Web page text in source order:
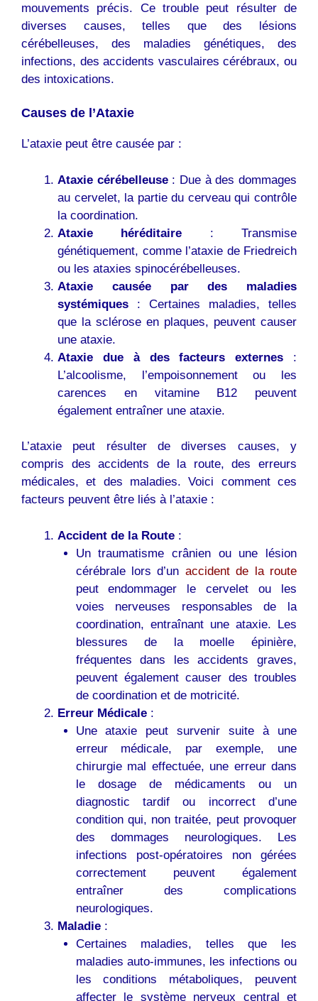
mouvements précis. Ce trouble peut résulter de
diverses causes, telles que des lésions
cérébelleuses, des maladies génétiques, des
infections, des accidents vasculaires cérébraux, ou
des intoxications.
Causes de l’Ataxie
L’ataxie peut être causée par :
Ataxie cérébelleuse: Due à des dommages
au cervelet, la partie du cerveau qui contrôle
la coordination.
Ataxie héréditaire : Transmise
génétiquement, comme l’ataxie de Friedreich
ou les ataxies spinocérébelleuses.
Ataxie causée par des maladies
systémiques : Certaines maladies, telles
que la sclérose en plaques, peuvent causer
une ataxie.
Ataxie due à des facteurs externes :
L’alcoolisme, l’empoisonnement ou les
carences en vitamine B12 peuvent
également entraîner une ataxie.
L’ataxie peut résulter de diverses causes, y
compris des accidents de la route, des erreurs
médicales, et des maladies. Voici comment ces
facteurs peuvent être liés à l’ataxie :
Accident de la Route :
Un traumatisme crânien ou une lésion
cérébrale lors d’un accident de la route
peut endommager le cervelet ou les
voies nerveuses responsables de la
coordination, entraînant une ataxie. Les
blessures de la moelle épinière,
fréquentes dans les accidents graves,
peuvent également causer des troubles
de coordination et de motricité.
Erreur Médicale :
Une ataxie peut survenir suite à une
erreur médicale, par exemple, une
chirurgie mal effectuée, une erreur dans
le dosage de médicaments ou un
diagnostic tardif ou incorrect d’une
condition qui, non traitée, peut provoquer
des dommages neurologiques. Les
infections post-opératoires non gérées
correctement peuvent également
entraîner des complications
neurologiques.
Maladie :
Certaines maladies, telles que les
maladies auto-immunes, les infections ou
les conditions métaboliques, peuvent
affecter le système nerveux central et